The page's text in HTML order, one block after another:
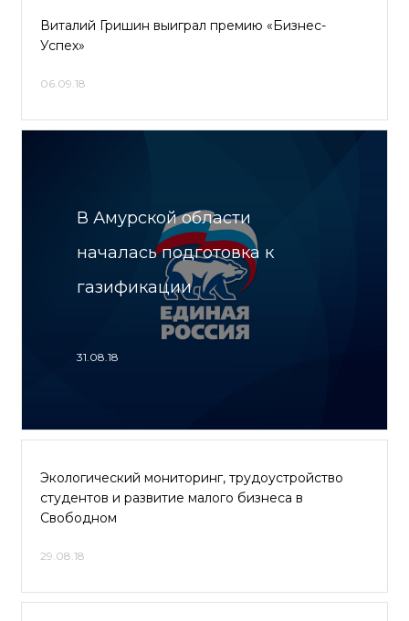
Виталий Гришин выиграл премию «Бизнес-
Успех»
06.09.18
В Амурской области
началась подготовка к
газификации
31.08.18
Экологический мониторинг, трудоустройство
студентов и развитие малого бизнеса в
Свободном
29.08.18